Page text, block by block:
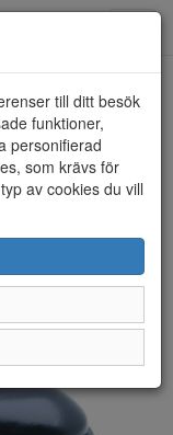
till ditt besök
funktioner,
personifierad
som krävs för
av cookies du vill